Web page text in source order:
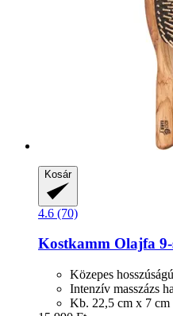
Kosár
4.6 (70)
Kostkamm Olajfa
Közepes
Intenzív masszázs
Kb. 22,5 cm x 7 cm